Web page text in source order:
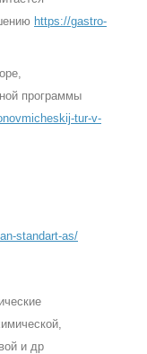
https://gastro-
программы
tur-v-
standart-as/
и др